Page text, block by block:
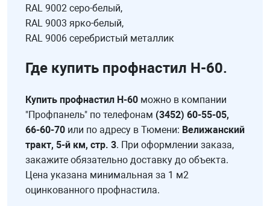
RAL 9002 серо-белый,
RAL 9003 ярко-белый,
RAL 9006 серебристый металлик
Где купить профнастил Н-60.
Купить профнастил Н-60 можно в компании
"Профпанель" по телефонам (3452) 60-55-05,
66-60-70 или по адресу в Тюмени: Велижанский
тракт, 5-й км, стр. 3. При оформлении заказа,
закажите обязательно доставку до объекта.
Цена указана минимальная за 1 м2
оцинкованного профнастила.